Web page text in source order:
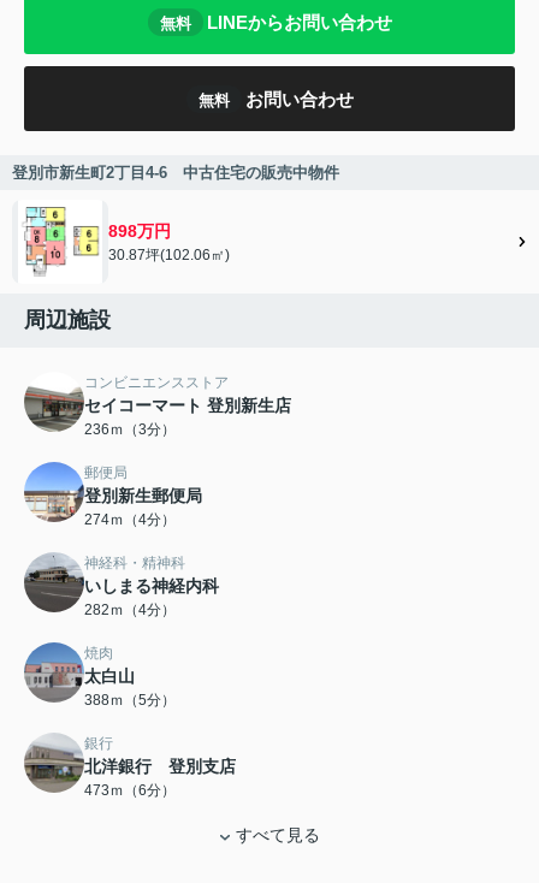
無料 LINEからお問い合わせ
無料 お問い合わせ
登別市新生町2丁目4-6 中古住宅の販売中物件
898万円
30.87坪(102.06㎡)
周辺施設
コンビニエンスストア
セイコーマート 登別新生店
236ｍ（3分）
郵便局
登別新生郵便局
274ｍ（4分）
神経科・精神科
いしまる神経内科
282ｍ（4分）
焼肉
太白山
388ｍ（5分）
銀行
北洋銀行 登別支店
473ｍ（6分）
すべて見る